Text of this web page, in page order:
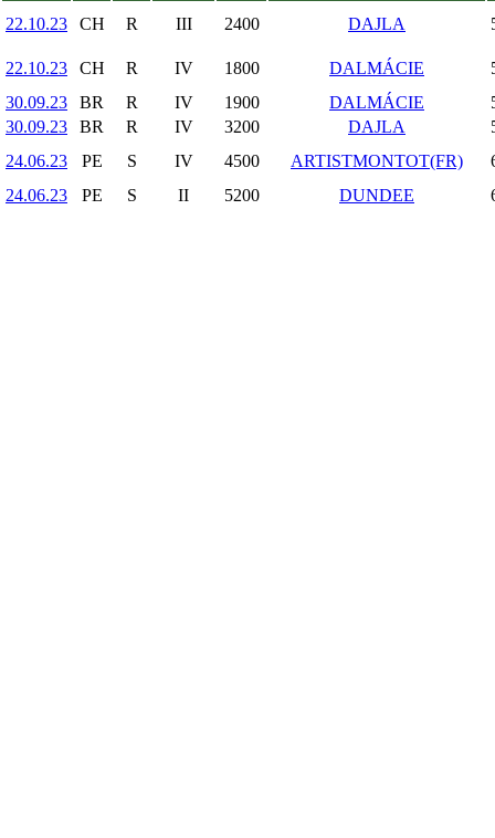
22.10.23
CH R III 2400 DAJLA
22.10.23 CH R IV 1800 DALMÁCIE
30.09.23
BR R IV 1900 DALMÁCIE
30.09.23
BR R IV 3200 DAJLA
24.06.23
PE S IV 4500 ARTISTMONTOT(FR)
24.06.23
PE S II 5200 DUNDEE